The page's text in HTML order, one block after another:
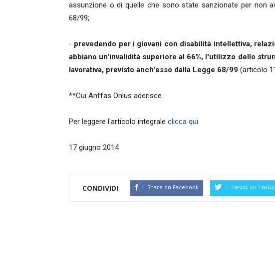
assunzione o di quelle che sono state sanzionate per non
68/99;
- prevedendo per i giovani con disabilità intellettiva,
abbiano un'invalidità superiore al 66%, l'utilizzo dello
lavorativa, previsto anch'esso dalla Legge 68/99 (articolo
**Cui Anffas Onlus aderisce
Per leggere l'articolo integrale clicca qui
17 giugno 2014
CONDIVIDI Share on Facebook Tweet on